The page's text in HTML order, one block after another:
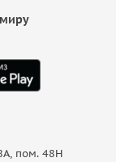
пом. 48Н